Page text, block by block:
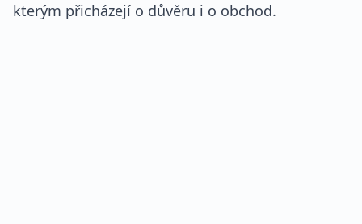
kterým přicházejí o důvěru i o obchod.